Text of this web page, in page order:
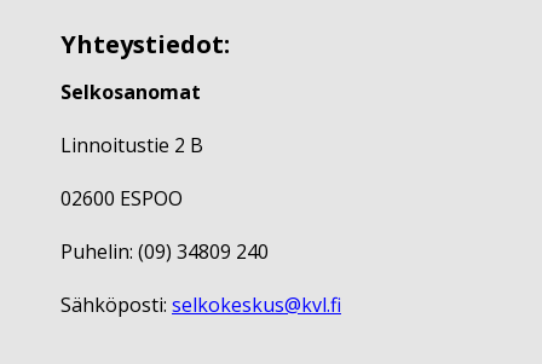
Yhteystiedot:
Selkosanomat
Linnoitustie 2 B
02600 ESPOO
Puhelin: (09) 34809 240
Sähköposti: selkokeskus@kvl.fi